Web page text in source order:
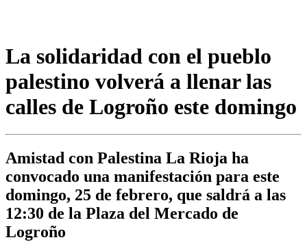
La solidaridad con el pueblo
palestino volverá a llenar las
calles de Logroño este domingo
Amistad con Palestina La Rioja ha
convocado una manifestación para este
domingo, 25 de febrero, que saldrá a las
12:30 de la Plaza del Mercado de
Logroño